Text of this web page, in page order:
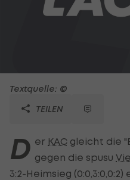
Textquelle: ©
TEILEN
D er KAC gleicht die
gegen die spusu
3:2-Heimsieg